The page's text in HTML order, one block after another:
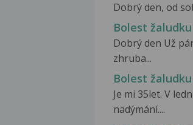
Dobrý den, od
Bolest žaludku
Dobrý den Už
zhruba...
Bolest žaludku
Je mi 35let. V
nadýmání....